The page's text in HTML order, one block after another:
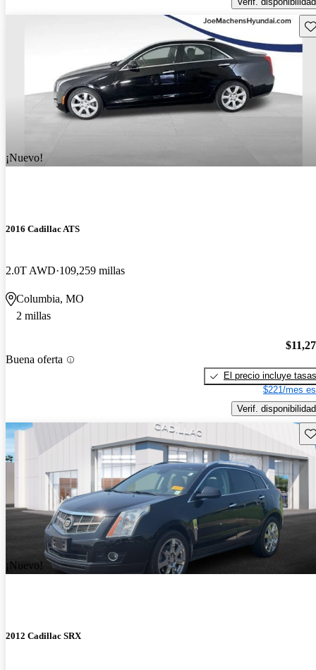
¡Nuevo!
2016 Cadillac ATS
2.0T AWD 109,259 millas
Columbia, MO
2 millas
Buena oferta
El precio incluye tasas
$221/mes
Verif. disponibilidad
¡Nuevo!
2012 Cadillac SRX